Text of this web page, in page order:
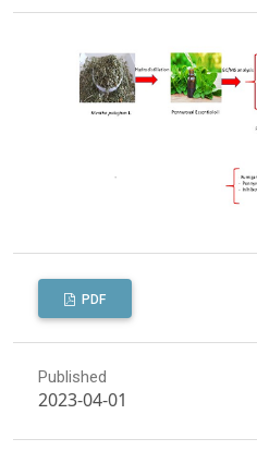
PDF
Published
2023-04-01